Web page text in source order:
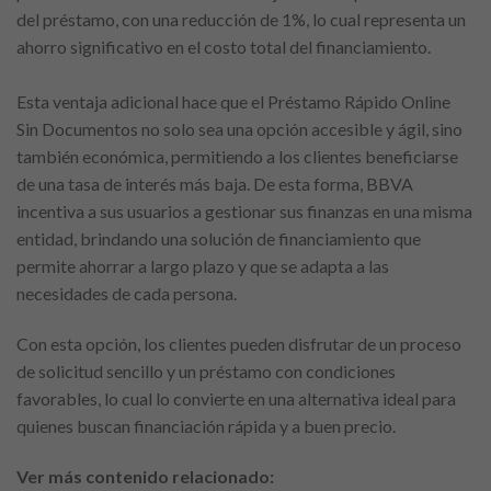
del préstamo, con una reducción de 1%, lo cual representa un
ahorro significativo en el costo total del financiamiento.
Esta ventaja adicional hace que el Préstamo Rápido Online
Sin Documentos no solo sea una opción accesible y ágil, sino
también económica, permitiendo a los clientes beneficiarse
de una tasa de interés más baja. De esta forma, BBVA
incentiva a sus usuarios a gestionar sus finanzas en una misma
entidad, brindando una solución de financiamiento que
permite ahorrar a largo plazo y que se adapta a las
necesidades de cada persona.
Con esta opción, los clientes pueden disfrutar de un proceso
de solicitud sencillo y un préstamo con condiciones
favorables, lo cual lo convierte en una alternativa ideal para
quienes buscan financiación rápida y a buen precio.
Ver más contenido relacionado: